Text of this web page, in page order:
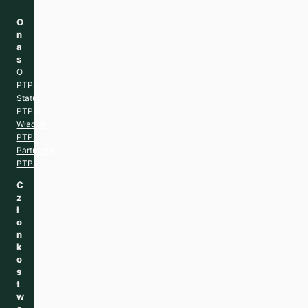
O
n
a
s
O
PTPS
Statut
PTPS
Władze
PTPS
Partnerzy
PTPS
C
z
ł
o
n
k
o
s
t
w